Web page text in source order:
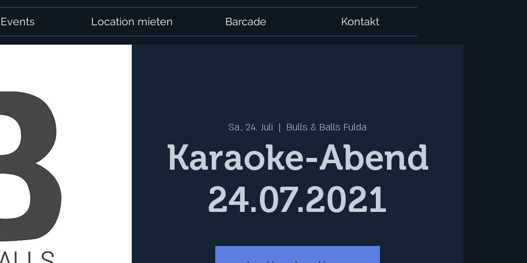
Events Location mieten Barcade Kontakt
Sa., 24. Juli
  |
Bulls & Balls Fulda
Karaoke-Abend
24.07.2021